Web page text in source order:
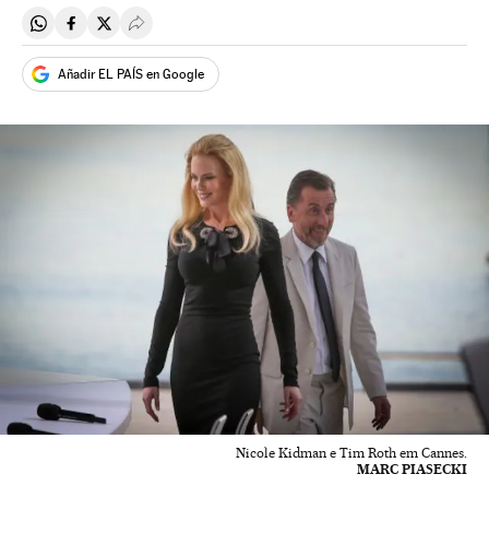
Compartir en Whatsapp
Compartir en Facebook
Compartir en Twitter
Desplegar Redes Sociales
Añadir EL PAÍS en Google
Nicole Kidman e Tim Roth em Cannes.
MARC PIASECKI